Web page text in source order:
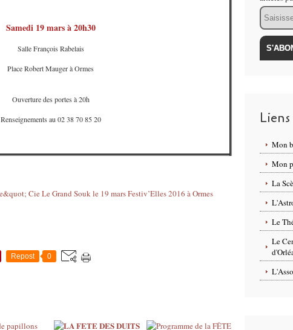
Samedi 19 mars à 20h30
Salle François Rabelais
Place Robert Mauger à Ormes
Ouverture des portes à 20h
Renseignements au 02 38 70 85 20
Repost 0
Email
Liens
Mon
Mon
La
Le
Le